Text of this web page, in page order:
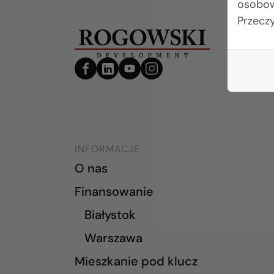
INFORMACJE
O nas
Finansowanie
Białystok
Warszawa
Mieszkanie pod klucz